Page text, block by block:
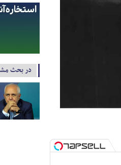
در بحث